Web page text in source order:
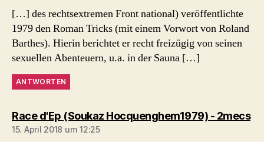
[…] des rechtsextremen Front national) veröffentlichte
1979 den Roman Tricks (mit einem Vorwort von Roland
Barthes). Hierin berichtet er recht freizügig von seinen
sexuellen Abenteuern, u.a. in der Sauna […]
ANTWORTEN
Race d'Ep (Soukaz Hocquenghem1979) - 2mecs
15. April 2018 um 12:25